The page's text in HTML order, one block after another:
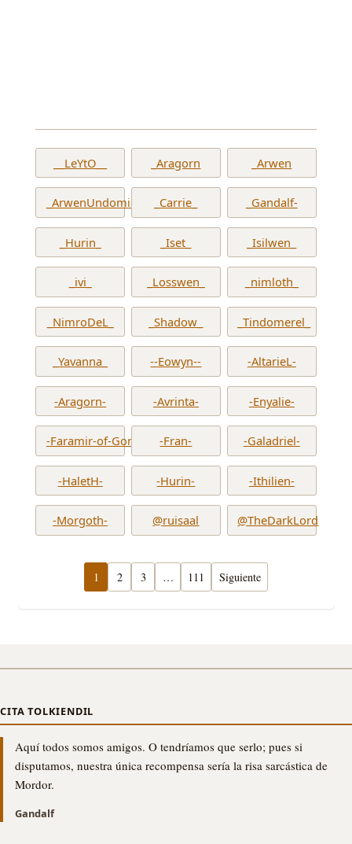
__LeYtO__ _Aragorn _Arwen
_ArwenUndomiel_ _Carrie_ _Gandalf-
_Hurin_ _Iset_ _Isilwen_
_ivi_ _Losswen_ _nimloth_
_NimroDeL_ _Shadow_ _Tindomerel_
_Yavanna_ --Eowyn-- -AltarieL-
-Aragorn- -Avrinta- -Enyalie-
-Faramir-of-Gondor- -Fran- -Galadriel-
-HaletH- -Hurin- -Ithilien-
-Morgoth- @ruisaal @TheDarkLord
1 2 3 … 111 Siguiente
CITA TOLKIENDIL
Aquí todos somos amigos. O tendríamos que serlo; pues si
disputamos, nuestra única recompensa sería la risa sarcástica de
Mordor.
Gandalf